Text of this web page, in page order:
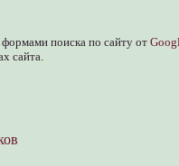
формами поиска по сайту от
сайта.